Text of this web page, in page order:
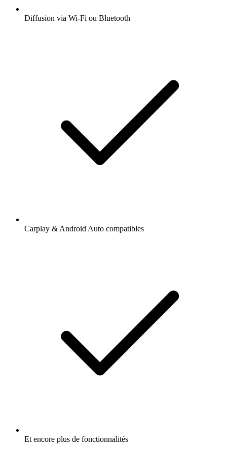
Diffusion via Wi-Fi ou Bluetooth
Carplay & Android Auto compatibles
Et encore plus de fonctionnalités